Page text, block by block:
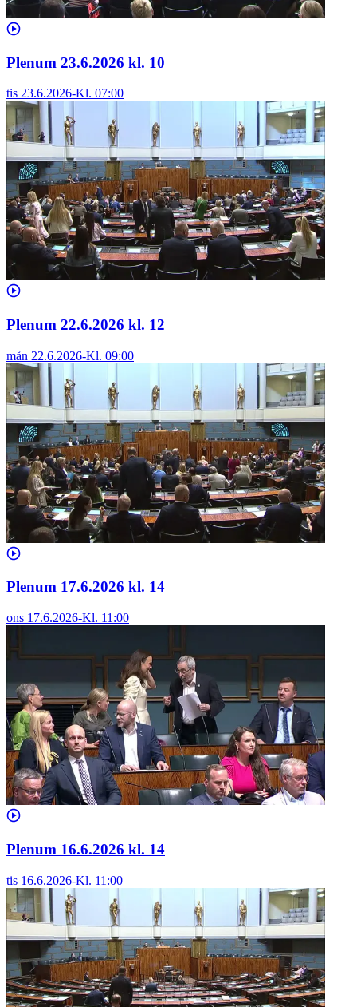
Plenum 23.6.2026 kl. 10
tis 23.6.2026-Kl. 07:00
Plenum 22.6.2026 kl. 12
mån 22.6.2026-Kl. 09:00
Plenum 17.6.2026 kl. 14
ons 17.6.2026-Kl. 11:00
Plenum 16.6.2026 kl. 14
tis 16.6.2026-Kl. 11:00